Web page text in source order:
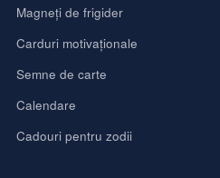
Magneți de frigider
Carduri motivaționale
Semne de carte
Calendare
Cadouri pentru zodii